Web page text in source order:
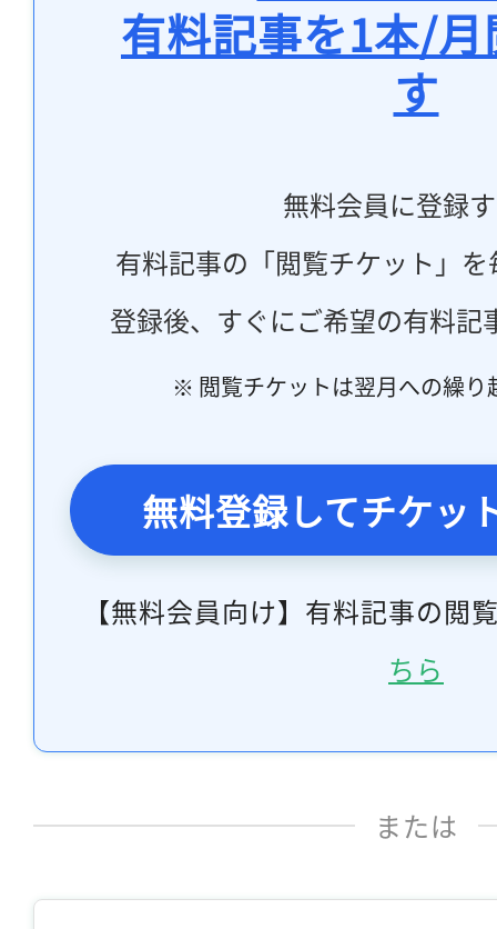
有料記事を1本/
す
無料会員に登録
有料記事の「閲覧チケット」
登録後、すぐにご希望の有料記
※ 閲覧チケットは翌月への繰り
無料登録してチケッ
【無料会員向け】有料記事の閲
ちら
または